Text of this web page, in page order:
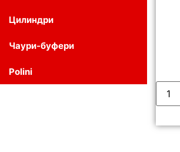
Цилиндри
Чаури-буфери
Polini